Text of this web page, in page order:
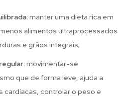
manter uma dieta rica em
alimentos ultraprocessados
e grãos integrais;
movimentar-se
que de forma leve, ajuda a
cardíacas, controlar o peso e